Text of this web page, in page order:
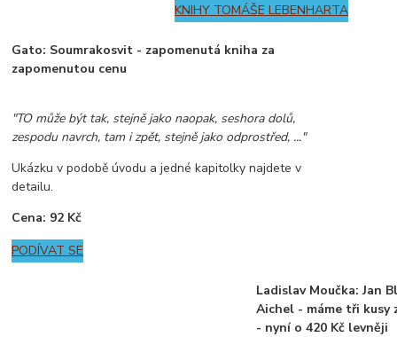
KNIHY TOMÁŠE LEBENHARTA
Gato: Soumrakosvit - zapomenutá kniha za
zapomenutou cenu
"TO může být tak, stejně jako naopak, seshora dolů,
zespodu navrch, tam i zpět, stejně jako odprostřed, ..."
Ukázku v podobě úvodu a jedné kapitolky najdete v
detailu.
Cena: 92 Kč
PODÍVAT SE
Ladislav Moučka: Jan
Aichel - máme tři kusy
- nyní o 420 Kč levněji